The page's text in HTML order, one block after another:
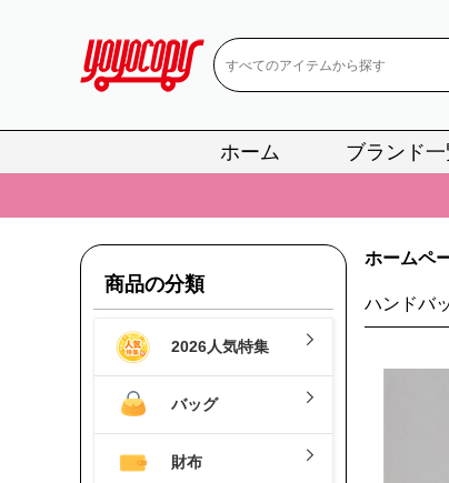
ホーム ブランド一
📢 当店
📢 新作
📢 当店
新作
商品の分類
2026人気特集
バッグ
財布
ホームペ
ハンドバ